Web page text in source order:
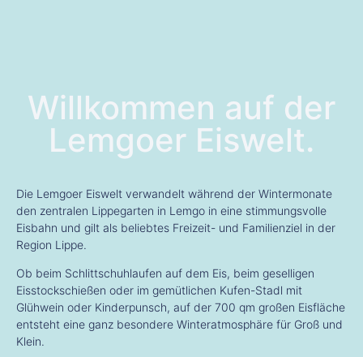
Willkommen auf der
Lemgoer Eiswelt.
Die Lemgoer Eiswelt verwandelt während der Wintermonate
den zentralen Lippegarten in Lemgo in eine stimmungsvolle
Eisbahn und gilt als beliebtes Freizeit- und Familienziel in der
Region Lippe.
Ob beim Schlittschuhlaufen auf dem Eis, beim geselligen
Eisstockschießen oder im gemütlichen Kufen-Stadl mit
Glühwein oder Kinderpunsch, auf der 700 qm großen Eisfläche
entsteht eine ganz besondere Winteratmosphäre für Groß und
Klein.